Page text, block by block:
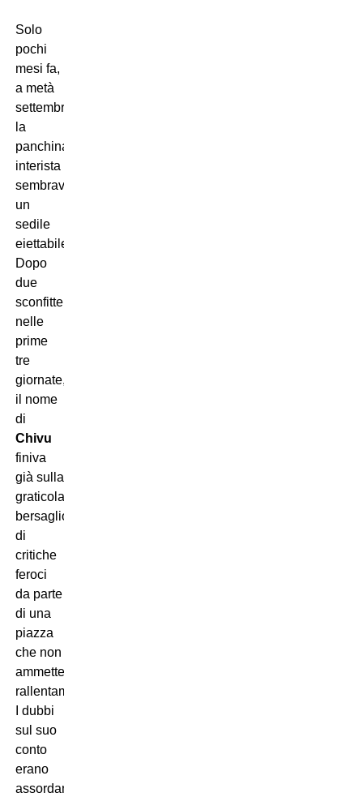
Solo
pochi
mesi fa,
a metà
settembre,
la
panchina
interista
sembrava
un
sedile
eiettabile.
Dopo
due
sconfitte
nelle
prime
tre
giornate,
il nome
di
Chivu
finiva
già sulla
graticola,
bersaglio
di
critiche
feroci
da parte
di una
piazza
che non
ammette
rallentamenti.
I dubbi
sul suo
conto
erano
assordanti,